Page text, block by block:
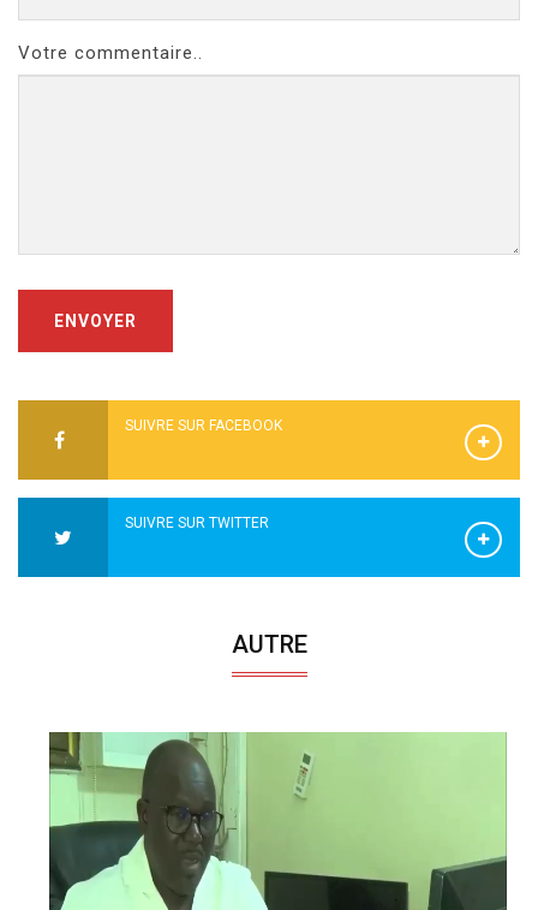
Votre commentaire..
ENVOYER
SUIVRE SUR FACEBOOK
SUIVRE SUR TWITTER
AUTRE